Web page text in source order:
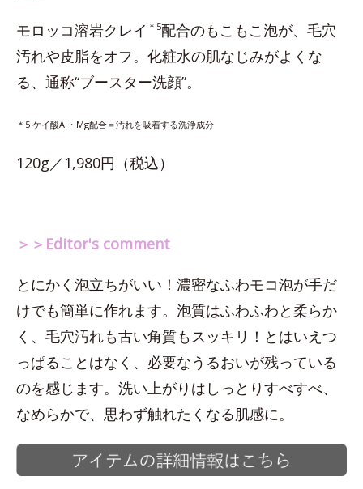
モロッコ溶岩クレイ ＊5配合のもこもこ泡が、毛穴
汚れや皮脂をオフ。化粧水の肌なじみがよくな
る、通称“ブースター洗顔”。
＊5 ケイ酸Al・Mg配合＝汚れを吸着する洗浄成分
120g／1,980円（税込）
＞＞Editor's comment
とにかく泡立ちがいい！濃密なふわモコ泡が手だ
けでも簡単に作れます。泡質はふわふわと柔らか
く、毛穴汚れも古い角質もスッキリ！とはいえつ
っぱることはなく、必要なうるおいが残っている
のを感じます。洗い上がりはしっとりすべすべ、
なめらかで、思わず触れたくなる肌感に。